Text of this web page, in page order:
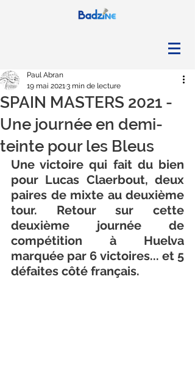
SPAIN MASTERS 2021 -
Une journée en demi-
teinte pour les Bleus
Paul Abran
19 mai 20213 min de lecture
Une victoire qui fait du bien
pour Lucas Claerbout, deux
paires de mixte au deuxième
tour. Retour sur cette
deuxième journée de
compétition à Huelva
marquée par 6 victoires... et 5
défaites côté français.